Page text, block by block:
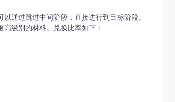
通过跳过中间阶段，直接进行到目标阶段。
级别的材料。兑换比率如下：